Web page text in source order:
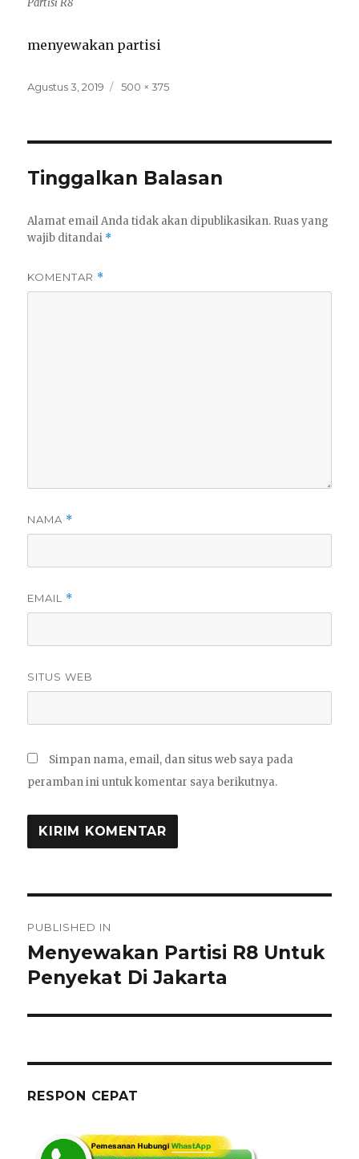
menyewakan partisi
Posted
Agustus 3, 2019
Full
500 × 375
Tinggalkan Balasan
Alamat email Anda tidak akan dipublikasikan. Ruas yang
wajib ditandai *
KOMENTAR *
NAMA *
EMAIL *
SITUS WEB
Simpan nama, email, dan situs web saya pada
peramban ini untuk komentar saya berikutnya.
pos
PUBLISHED IN
Menyewakan Partisi R8 Untuk
Penyekat Di Jakarta
RESPON CEPAT